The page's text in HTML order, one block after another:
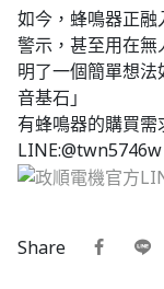
如今，蜂鳴器正
警示，甚至用在
明了一個簡單想
音基石」
有蜂鳴器的購買
LINE:@twn5746w
Share